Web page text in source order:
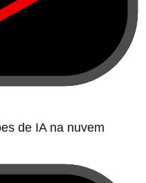
de IA na nuvem